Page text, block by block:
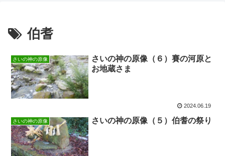
伯耆
さいの神の原像
さいの神の原像（６）賽の河原と
お地蔵さま
2024.06.19
さいの神の原像 さいの神の原像（５）伯耆の祭り